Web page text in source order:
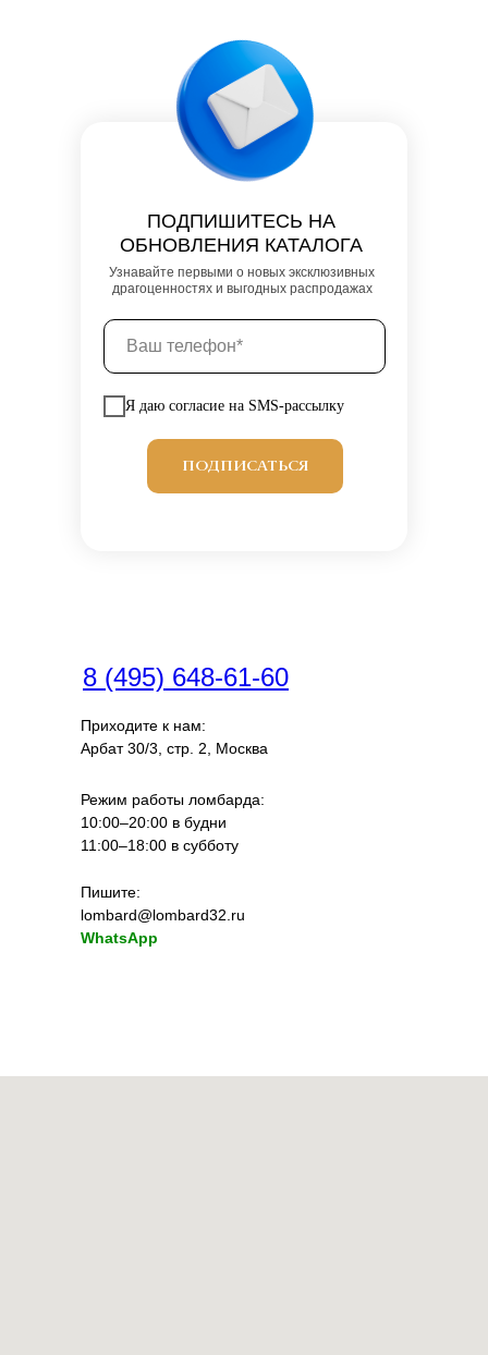
Я даю согласие на SMS-рассылку
ПОДПИСАТЬСЯ
ПОДПИШИТЕСЬ НА
ОБНОВЛЕНИЯ КАТАЛОГА
Узнавайте первыми о новых эксклюзивных
драгоценностях и выгодных распродажах
Режим работы ломбарда:
10:00–20:00 в будни
11:00–18:00 в субботу
Приходите к нам:
Арбат 30/3, стр. 2, Москва
Пишите:
lombard@lombard32.ru
WhatsApp
8 (495) 648-61-60